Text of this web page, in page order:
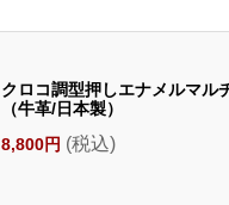
クロコ調型押しエナメルマル
（牛革/日本製）
8,800円 (税込)